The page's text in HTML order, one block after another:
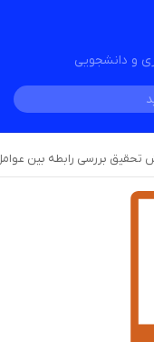
و دانشجویی
تحقیق بررسی رابطه بین عوامل